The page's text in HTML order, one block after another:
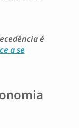
é
a se